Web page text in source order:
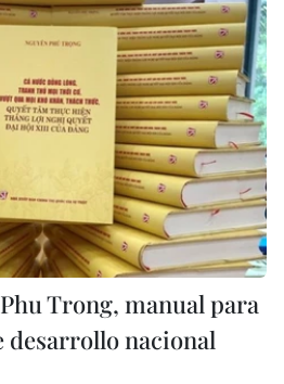
Trong, manual para
nacional